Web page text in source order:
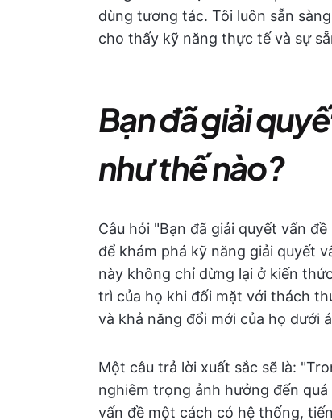
dùng tương tác. Tôi luôn sẵn
cho thấy kỹ năng thực tế và sự
Bạn đã giải
như thế nào?
Câu hỏi "Bạn đã giải quyết vấn
để khám phá kỹ năng giải quyết
này không chỉ dừng lại ở kiến
trì của họ khi đối mặt với thách
và khả năng đổi mới của họ dưới
Một câu trả lời xuất sắc sẽ là:
nghiêm trọng ảnh hưởng đến
vấn đề một cách có hệ thống,